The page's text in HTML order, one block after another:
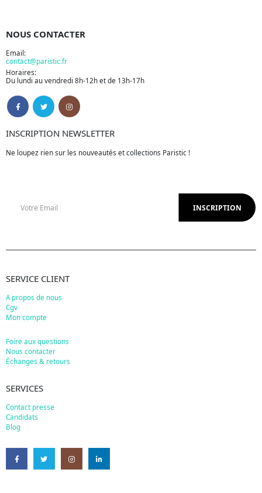
NOUS CONTACTER
Email:
contact@paristic.fr
Horaires:
Du lundi au vendredi 8h-12h et de 13h-17h
INSCRIPTION NEWSLETTER
Ne loupez rien sur les nouveautés et collections Paristic !
SERVICE CLIENT
A propos de nous
Cgv
Mon compte
Foire aux questions
Nous contacter
Échanges & retours
SERVICES
Contact presse
Candidats
Blog